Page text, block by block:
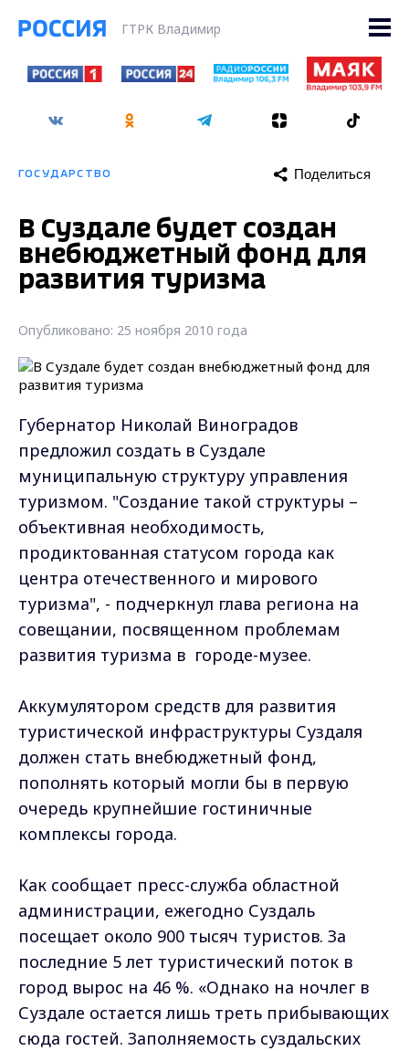
ГТРК Владимир
ГОСУДАРСТВО Поделиться
В Суздале будет создан
внебюджетный фонд для
развития туризма
Опубликовано: 25 ноября 2010 года
Губернатор Николай Виноградов
предложил создать в Суздале
муниципальную структуру управления
туризмом. "Создание такой структуры –
объективная необходимость,
продиктованная статусом города как
центра отечественного и мирового
туризма", - подчеркнул глава региона на
совещании, посвященном проблемам
развития туризма в городе-музее.
Аккумулятором средств для развития
туристической инфраструктуры Суздаля
должен стать внебюджетный фонд,
пополнять который могли бы в первую
очередь крупнейшие гостиничные
комплексы города.
Как сообщает пресс-служба областной
администрации, ежегодно Суздаль
посещает около 900 тысяч туристов. За
последние 5 лет туристический поток в
город вырос на 46 %. «Однако на ночлег в
Суздале остается лишь треть прибывающих
сюда гостей. Заполняемость суздальских